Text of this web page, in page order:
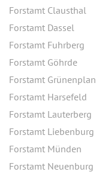
Forstamt Clausthal
Forstamt Dassel
Forstamt Fuhrberg
Forstamt Göhrde
Forstamt Grünenplan
Forstamt Harsefeld
Forstamt Lauterberg
Forstamt Liebenburg
Forstamt Münden
Forstamt Neuenburg